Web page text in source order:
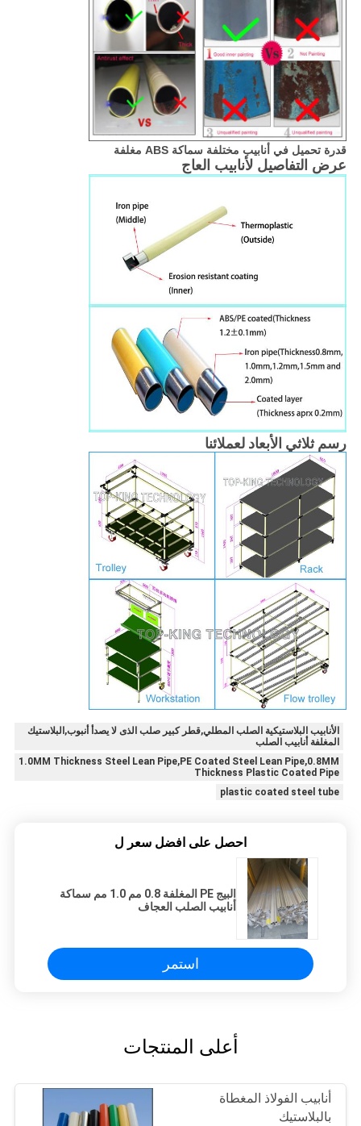
قدرة تحميل في أنابيب مختلفة سماكة ABS مغلفة
عرض التفاصيل لأنابيب العاج
رسم ثلاثي الأبعاد لعملائنا
الأنابيب البلاستيكية الصلب المطلي,قطر كبير صلب الذى لا يصدأ أنبوب,البلاستيك
المغلفة أنابيب الصلب
1.0MM Thickness Steel Lean Pipe,PE Coated Steel Lean Pipe,0.8MM
Thickness Plastic Coated Pipe
plastic coated steel tube
احصل على افضل سعر ل
البيج PE المغلفة 0.8 مم 1.0 مم سماكة
أنابيب الصلب العجاف
استمر
أعلى المنتجات
أنابيب الفولاذ المغطاة
بالبلاستيك